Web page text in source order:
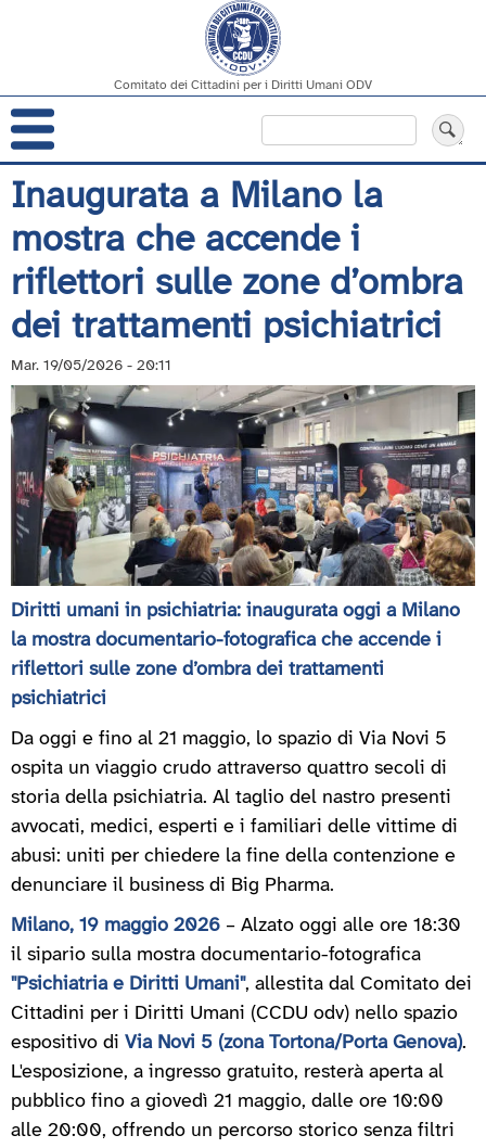
Salta
al
contenuto
principale
Comitato dei Cittadini per i Diritti Umani ODV
Navigazione
principale
Inaugurata a Milano la
mostra che accende i
riflettori sulle zone d’ombra
dei trattamenti psichiatrici
Mar. 19/05/2026 - 20:11
Diritti umani in psichiatria: inaugurata oggi a Milano
la mostra documentario-fotografica che accende i
riflettori sulle zone d’ombra dei trattamenti
psichiatrici
Da oggi e fino al 21 maggio, lo spazio di Via Novi 5
ospita un viaggio crudo attraverso quattro secoli di
storia della psichiatria. Al taglio del nastro presenti
avvocati, medici, esperti e i familiari delle vittime di
abusi: uniti per chiedere la fine della contenzione e
denunciare il business di Big Pharma.
Milano, 19 maggio 2026 – Alzato oggi alle ore 18:30
il sipario sulla mostra documentario-fotografica
"Psichiatria e Diritti Umani", allestita dal Comitato dei
Cittadini per i Diritti Umani (CCDU odv) nello spazio
espositivo di Via Novi 5 (zona Tortona/Porta Genova).
L'esposizione, a ingresso gratuito, resterà aperta al
pubblico fino a giovedì 21 maggio, dalle ore 10:00
alle 20:00, offrendo un percorso storico senza filtri